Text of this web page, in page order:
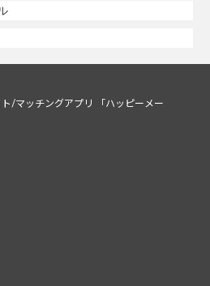
/マッチングアプリ 「ハッピーメー